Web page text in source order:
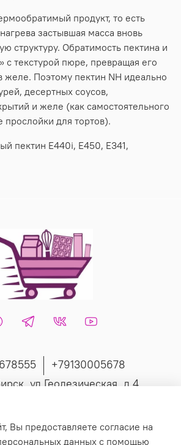
продукт, то есть
застывшая масса вновь
структуру. Обратимость пектина и
с текстурой пюре, превращая его
желе. Поэтому пектин NH идеально
десертных соусов,
и желе (как самостоятельного
прослойки для тортов).
пектин E440i, E450, E341,
+79130005678
ул Геодезическая, д 4
Вы предоставляете согласие на
данных с помощью